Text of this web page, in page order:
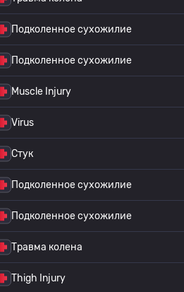
Подколенное сухожилие
Подколенное сухожилие
Muscle Injury
Virus
Стук
Подколенное сухожилие
Подколенное сухожилие
Травма колена
Thigh Injury